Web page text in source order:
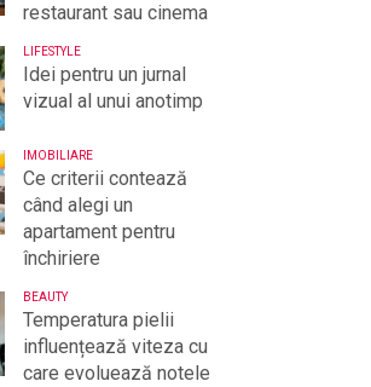
restaurant sau cinema
LIFESTYLE
Idei pentru un jurnal
vizual al unui anotimp
IMOBILIARE
Ce criterii contează
când alegi un
apartament pentru
închiriere
BEAUTY
Temperatura pielii
influențează viteza cu
care evoluează notele